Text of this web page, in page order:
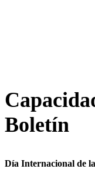
Boletín
Día Internacional de